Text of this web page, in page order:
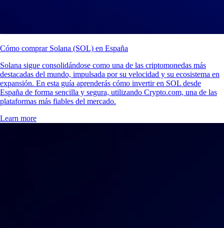
Cómo comprar Solana (SOL) en España
Solana sigue consolidándose como una de las criptomonedas más
destacadas del mundo, impulsada por su velocidad y su ecosistema en
expansión. En esta guía aprenderás cómo invertir en SOL desde
España de forma sencilla y segura, utilizando Crypto.com, una de las
plataformas más fiables del mercado.
Learn more